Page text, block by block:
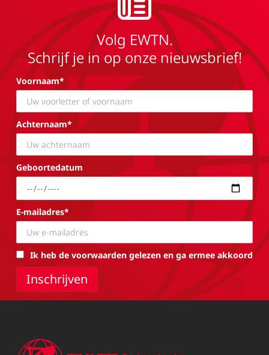
Volg EWTN.
Schrijf je in op onze nieuwsbrief!
Voornaam*
Achternaam*
Geboortedatum
E-mailadres*
Ik heb de voorwaarden gelezen en ga ermee akkoord